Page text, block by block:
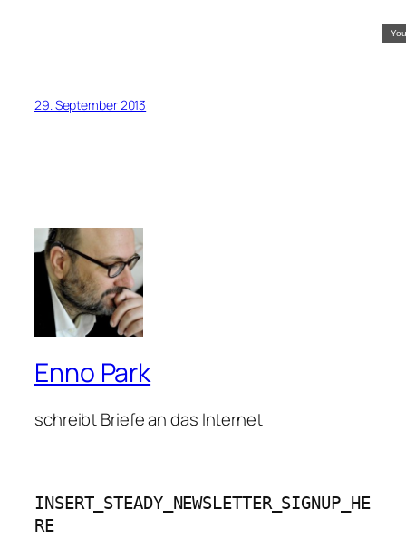
29. September 2013
Enno Park
schreibt Briefe an das Internet
INSERT_STEADY_NEWSLETTER_SIGNUP_HE
RE